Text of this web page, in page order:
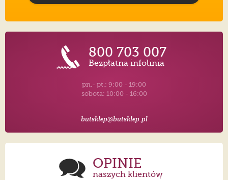
800 703 007
Bezpłatna infolinia
pn.- pt.: 9:00 - 19:00
sobota: 10:00 - 16:00
butsklep@butsklep.pl
OPINIE
naszych klientów